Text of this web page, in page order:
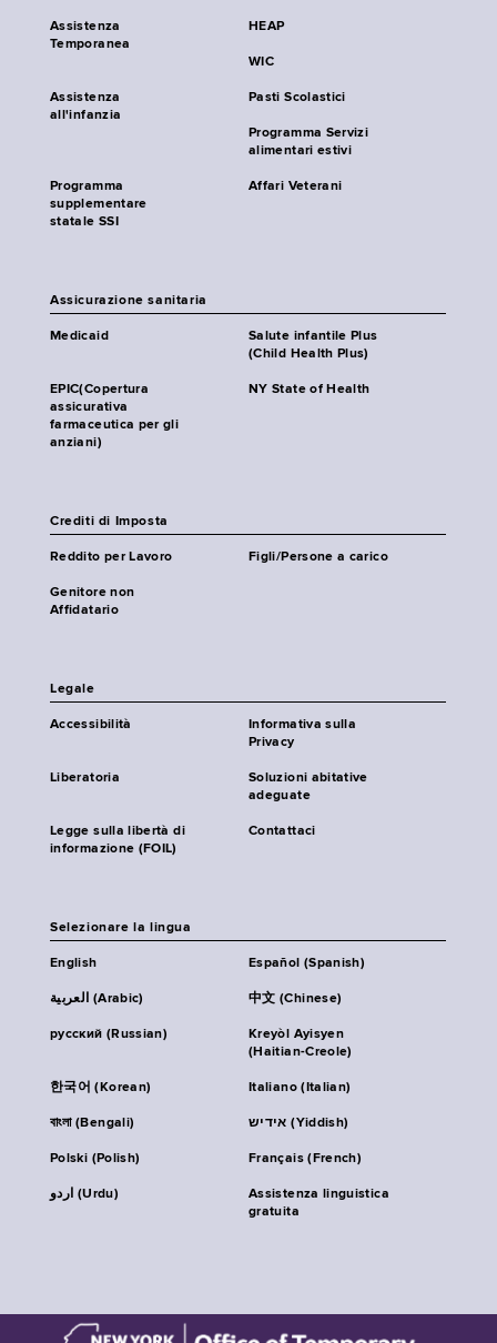
Assistenza
Temporanea
HEAP
WIC
Assistenza
all'infanzia
Pasti Scolastici
Programma Servizi
alimentari estivi
Programma
supplementare
statale SSI
Affari Veterani
Assicurazione sanitaria
Medicaid
Salute infantile Plus
(Child Health Plus)
EPIC(Copertura
assicurativa
farmaceutica per gli
anziani)
NY State of Health
Crediti di Imposta
Reddito per Lavoro Figli/Persone a carico
Genitore non
Affidatario
Legale
Accessibilità
Informativa sulla
Privacy
Liberatoria
Soluzioni abitative
adeguate
Legge sulla libertà di
informazione (FOIL)
Contattaci
Selezionare la lingua
English Español (Spanish)
العربية (Arabic) 中文 (Chinese)
русский (Russian)
Kreyòl Ayisyen
(Haitian-Creole)
한국어 (Korean) Italiano (Italian)
বাংলা (Bengali) אידיש (Yiddish)
Polski (Polish) Français (French)
اردو (Urdu)
Assistenza linguistica
gratuita